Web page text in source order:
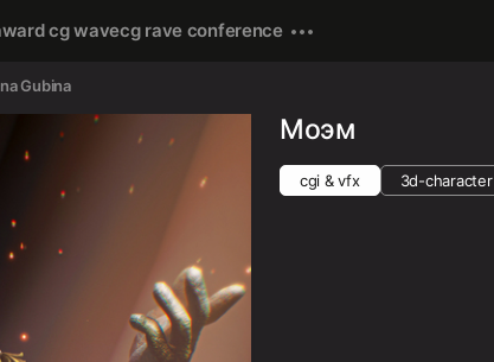
cg wavecg rave conference
Gubina
Моэм
cgi & vfx 3d-character